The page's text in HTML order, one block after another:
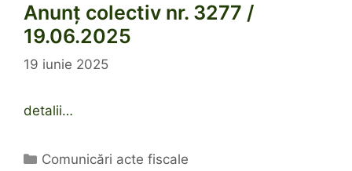
Anunț colectiv nr. 3277 /
19.06.2025
19 iunie 2025
detalii…
Categorii
Comunicări acte fiscale